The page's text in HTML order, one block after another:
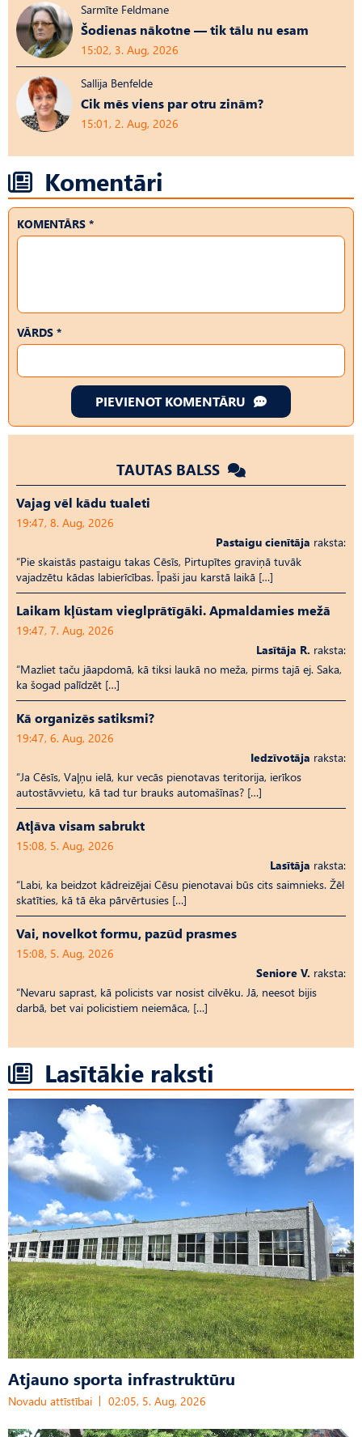
Sarmīte Feldmane
Šodienas nākotne — tik tālu nu esam
15:02, 3. Aug, 2026
Sallija Benfelde
Cik mēs viens par otru zinām?
15:01, 2. Aug, 2026
Komentāri
KOMENTĀRS *
VĀRDS *
PIEVIENOT KOMENTĀRU
TAUTAS BALSS
Vajag vēl kādu tualeti
19:47, 8. Aug, 2026
Pastaigu cienītāja raksta:
“Pie skaistās pastaigu takas Cēsīs, Pirtupītes graviņā tuvāk
vajadzētu kādas labierīcības. Īpaši jau karstā laikā […]
Laikam kļūstam vieglprātīgāki. Apmaldamies mežā
19:47, 7. Aug, 2026
Lasītāja R. raksta:
“Mazliet taču jāapdomā, kā tiksi laukā no meža, pirms tajā ej. Saka,
ka šogad palīdzēt […]
Kā organizēs satiksmi?
19:47, 6. Aug, 2026
Iedzīvotāja raksta:
“Ja Cēsīs, Vaļņu ielā, kur vecās pienotavas teritorija, ierīkos
autostāvvietu, kā tad tur brauks automašīnas? […]
Atļāva visam sabrukt
15:08, 5. Aug, 2026
Lasītāja raksta:
“Labi, ka beidzot kādreizējai Cēsu pienotavai būs cits saimnieks. Žēl
skatīties, kā tā ēka pārvērtusies […]
Vai, novelkot formu, pazūd prasmes
15:08, 5. Aug, 2026
Seniore V. raksta:
“Nevaru saprast, kā policists var nosist cilvēku. Jā, neesot bijis
darbā, bet vai policistiem neiemāca, […]
Lasītākie raksti
Atjauno sporta infrastruktūru
Novadu attīstībai 02:05, 5. Aug, 2026